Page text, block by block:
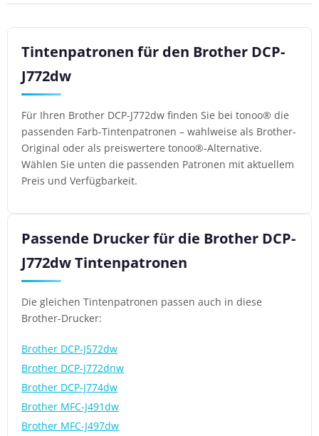
Tintenpatronen für den Brother DCP-
J772dw
Für Ihren Brother DCP-J772dw finden Sie bei tonoo® die
passenden Farb-Tintenpatronen – wahlweise als Brother-
Original oder als preiswertere tonoo®-Alternative.
Wählen Sie unten die passenden Patronen mit aktuellem
Preis und Verfügbarkeit.
Passende Drucker für die Brother DCP-
J772dw Tintenpatronen
Die gleichen Tintenpatronen passen auch in diese
Brother-Drucker:
Brother DCP-J572dw
Brother DCP-J772dnw
Brother DCP-J774dw
Brother MFC-J491dw
Brother MFC-J497dw